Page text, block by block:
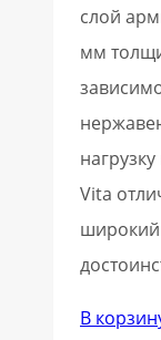
слой
мм
Vita
В